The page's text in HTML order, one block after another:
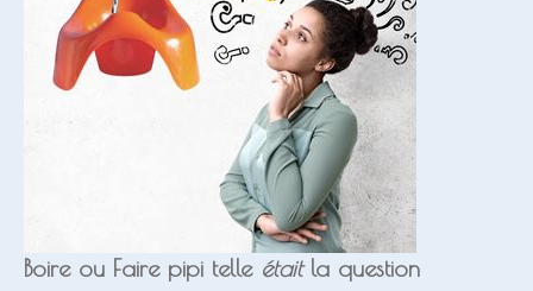
Boire ou Faire pipi telle était la question